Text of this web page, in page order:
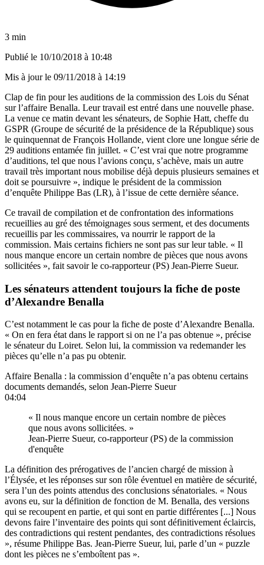
3 min
Publié le 10/10/2018 à 10:48
Mis à jour le 09/11/2018 à 14:19
Clap de fin pour les auditions de la commission des Lois du Sénat
sur l’affaire Benalla. Leur travail est entré dans une nouvelle phase.
La venue ce matin devant les sénateurs, de Sophie Hatt, cheffe du
GSPR (Groupe de sécurité de la présidence de la République) sous
le quinquennat de François Hollande, vient clore une longue série de
29 auditions entamée fin juillet. « C’est vrai que notre programme
d’auditions, tel que nous l’avions conçu, s’achève, mais un autre
travail très important nous mobilise déjà depuis plusieurs semaines et
doit se poursuivre », indique le président de la commission
d’enquête Philippe Bas (LR), à l’issue de cette dernière séance.
Ce travail de compilation et de confrontation des informations
recueillies au gré des témoignages sous serment, et des documents
recueillis par les commissaires, va nourrir le rapport de la
commission. Mais certains fichiers ne sont pas sur leur table. « Il
nous manque encore un certain nombre de pièces que nous avons
sollicitées », fait savoir le co-rapporteur (PS) Jean-Pierre Sueur.
Les sénateurs attendent toujours la fiche de poste
d’Alexandre Benalla
C’est notamment le cas pour la fiche de poste d’Alexandre Benalla.
« On en fera état dans le rapport si on ne l’a pas obtenue », précise
le sénateur du Loiret. Selon lui, la commission va redemander les
pièces qu’elle n’a pas pu obtenir.
Affaire Benalla : la commission d’enquête n’a pas obtenu certains
documents demandés, selon Jean-Pierre Sueur
04:04
« Il nous manque encore un certain nombre de pièces
que nous avons sollicitées. »
Jean-Pierre Sueur, co-rapporteur (PS) de la commission
d'enquête
La définition des prérogatives de l’ancien chargé de mission à
l’Élysée, et les réponses sur son rôle éventuel en matière de sécurité,
sera l’un des points attendus des conclusions sénatoriales. « Nous
avons eu, sur la définition de fonction de M. Benalla, des versions
qui se recoupent en partie, et qui sont en partie différentes [...] Nous
devons faire l’inventaire des points qui sont définitivement éclaircis,
des contradictions qui restent pendantes, des contradictions résolues
», résume Philippe Bas. Jean-Pierre Sueur, lui, parle d’un « puzzle
dont les pièces ne s’emboîtent pas ».